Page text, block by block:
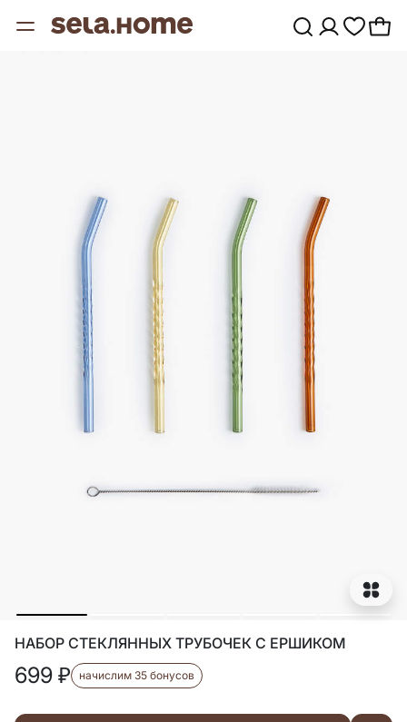
НАБОР СТЕКЛЯННЫХ ТРУБОЧЕК С ЕРШИКОМ
699 ₽ начислим 35 бонусов